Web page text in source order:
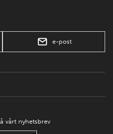
e-post
vårt nyhetsbrev